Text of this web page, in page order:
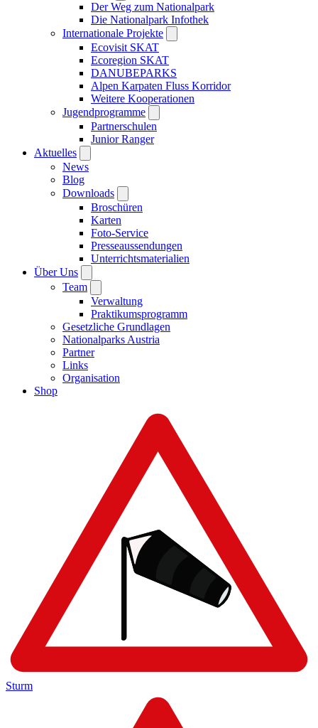
Der Weg zum Nationalpark
Die Nationalpark Infothek
Internationale Projekte
Ecovisit SKAT
Ecoregion SKAT
DANUBEPARKS
Alpen Karpaten Fluss Korridor
Weitere Kooperationen
Jugendprogramme
Partnerschulen
Junior Ranger
Aktuelles
News
Blog
Downloads
Broschüren
Karten
Foto-Service
Presseaussendungen
Unterrichtsmaterialien
Über Uns
Team
Verwaltung
Praktikumsprogramm
Gesetzliche Grundlagen
Nationalparks Austria
Partner
Links
Organisation
Shop
Sturm